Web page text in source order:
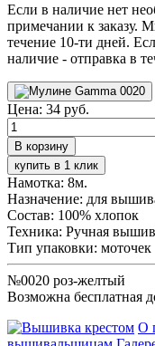
Если в наличие нет
примечании к заказу.
течение 10-ти дней.
наличие - отправка в
Цена: 34 руб.
купить в 1 клик
Намотка: 8м.
Назначение: для
Состав: 100% хлопок
Техника: Ручная
Тип упаковки: моточек
№0020 роз-желтый
Возможна бесплатная
О